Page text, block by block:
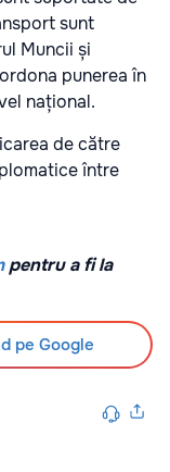
sunt
Muncii și
punerea în
național.
de către
între
pentru a fi la
pe Google